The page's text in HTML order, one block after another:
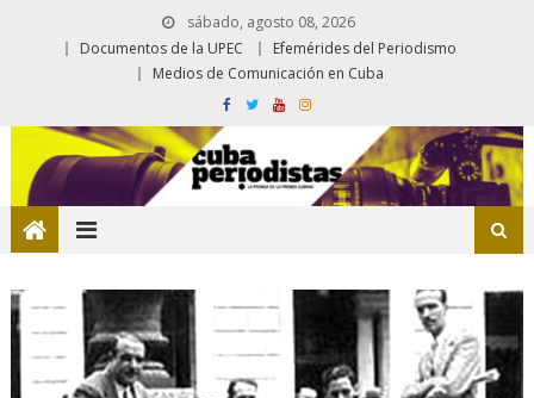
sábado, agosto 08, 2026
Documentos de la UPEC
Efemérides del Periodismo
Medios de Comunicación en Cuba